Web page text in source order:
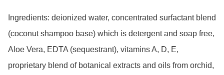
Ingredients: deionized water, concentrated surfactant blend
(coconut shampoo base) which is detergent and soap free,
Aloe Vera, EDTA (sequestrant), vitamins A, D, E,
proprietary blend of botanical extracts and oils from orchid,